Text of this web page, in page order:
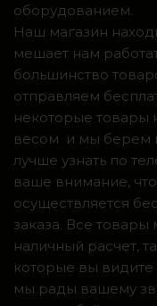
оборудованием.
Наш магазин
мешает нам
большинство
отправляем
некоторые товары
весом и мы берем
лучше узнать по
ваше внимание,
осуществляется
заказа. Все
наличный расчет,
которые вы видите
мы рады вашему